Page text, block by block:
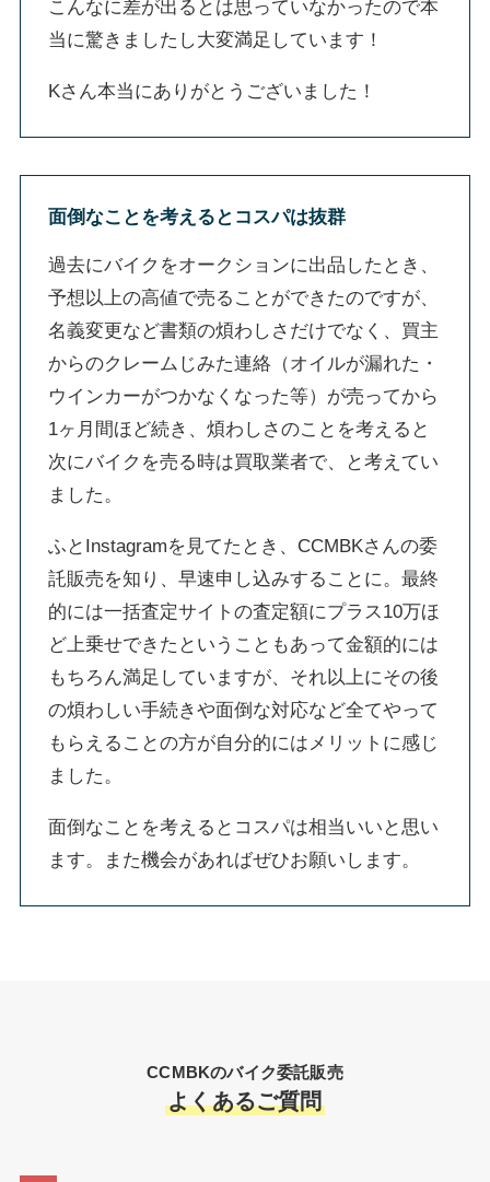
こんなに差が出るとは思っていなかったので本
当に驚きましたし大変満足しています！
Kさん本当にありがとうございました！
面倒なことを考えるとコスパは抜群
過去にバイクをオークションに出品したとき、
予想以上の高値で売ることができたのですが、
名義変更など書類の煩わしさだけでなく、買主
からのクレームじみた連絡（オイルが漏れた・
ウインカーがつかなくなった等）が売ってから
1ヶ月間ほど続き、煩わしさのことを考えると
次にバイクを売る時は買取業者で、と考えてい
ました。
ふとInstagramを見てたとき、CCMBKさんの委
託販売を知り、早速申し込みすることに。最終
的には一括査定サイトの査定額にプラス10万ほ
ど上乗せできたということもあって金額的には
もちろん満足していますが、それ以上にその後
の煩わしい手続きや面倒な対応など全てやって
もらえることの方が自分的にはメリットに感じ
ました。
面倒なことを考えるとコスパは相当いいと思い
ます。また機会があればぜひお願いします。
CCMBKのバイク委託販売
よくあるご質問